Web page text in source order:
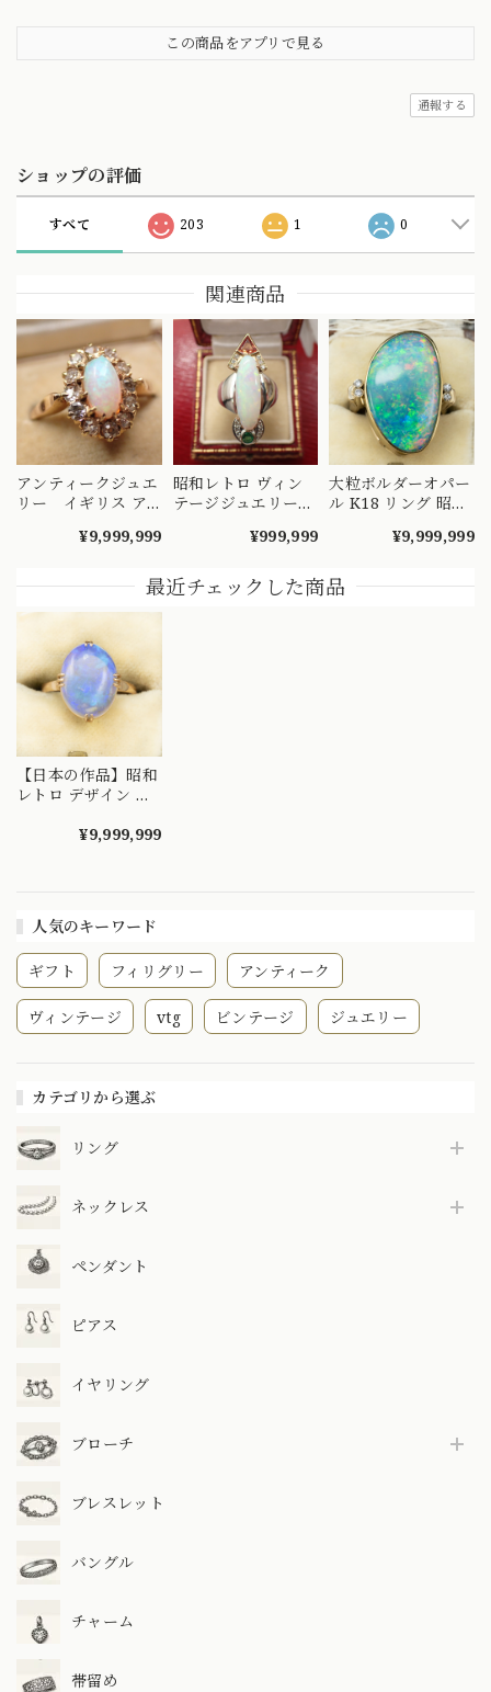
人気のキーワード
ギフト フィリグリー アンティーク
ヴィンテージ vtg ビンテージ ジュエリー
カテゴリから選ぶ
リング
ネックレス
ペンダント
ピアス
イヤリング
ブローチ
ブレスレット
バングル
チャーム
帯留め
この商品をアプリで見る
通報する
ショップの評価
すべて 203 1 0
関連商品
アンティークジュエ
リー イギリス ア
エッジ技法 クラス
イン リング K18 オ
パール ダイヤモン
ド 〜オパールとダ
イヤのお花の様なデ
ザイン〜 DR00689
¥9,999,999
昭和レトロ ヴィン
テージジュエリー
縦長フォルム リン
ール 4.63 サファイ
ア 0.49 エメラルド
¥999,999
大粒ボルダーオパー
ル K18 リング 昭和
ジ オーバルカボシ
ールド MOR00720
¥9,999,999
最近チェックした商品
【日本の作品】昭和
レトロ デザイン ヴ
リー K18 オパール
¥9,999,999